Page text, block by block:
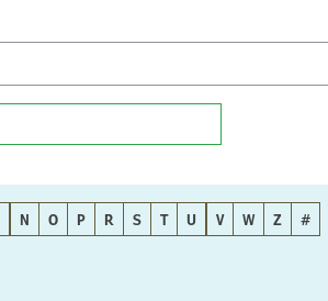
N O P R S T U V W Z #